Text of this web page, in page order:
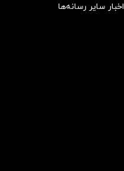
اخبار سایر رسانه‌‌ها